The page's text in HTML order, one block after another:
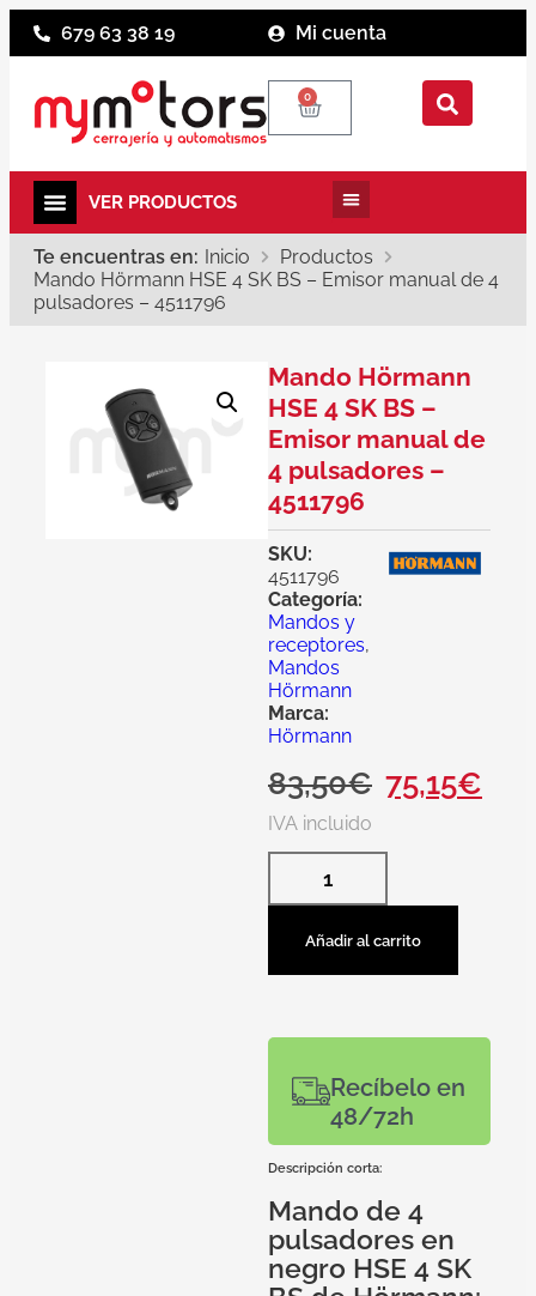
679 63 38 19 Mi cuenta
0
Te encuentras en: Inicio
Productos
Mando Hörmann HSE 4 SK BS – Emisor manual de 4
pulsadores – 4511796
Mando Hörmann
HSE 4 SK BS –
Emisor manual de
4 pulsadores –
4511796
SKU:
4511796
Categoría:
Mandos y
receptores,
Mandos
Hörmann
Marca:
Hörmann
83,50€ 75,15€
IVA incluido
Añadir al carrito
Recíbelo en
48/72h
Descripción corta:
Mando de 4
pulsadores en
negro HSE 4 SK